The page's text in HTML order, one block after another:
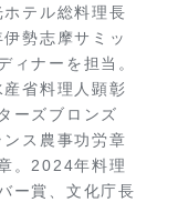
テル総料理長
勢志摩サミッ
ィナーを担当。
省料理人顕彰
ーズブロンズ
ス農事功労章
。2024年料理
ー賞、文化庁長